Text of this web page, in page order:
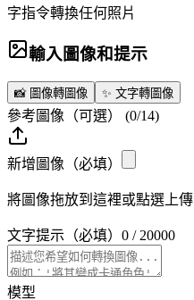
字指令轉換任何照片
輸入圖像和提示
📸 圖像轉圖像 ✨ 文字轉圖像
參考圖像（可選） (0/14)
新增圖像（必填）
將圖像拖放到這裡或點選上傳
文字提示（必填） 0 / 20000
模型